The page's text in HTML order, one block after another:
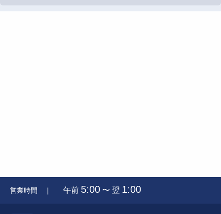
営業時間 ｜ 午前 5:00 〜 翌 1:00